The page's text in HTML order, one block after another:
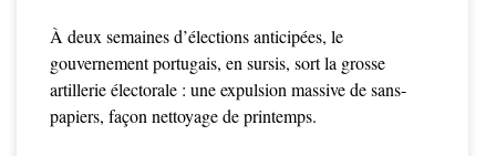
À deux semaines d’élections anticipées, le
gouvernement portugais, en sursis, sort la grosse
artillerie électorale : une expulsion massive de sans-
papiers, façon nettoyage de printemps.